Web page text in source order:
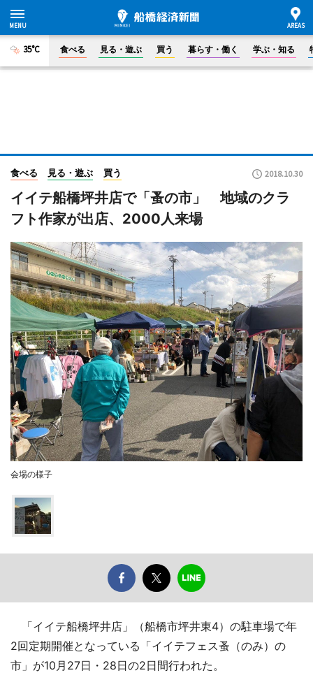
35°C 食べる 見る・遊ぶ 買う 暮らす・働く 学ぶ・知る
食べる 見る・遊ぶ 買う 2018.10.30
イイテ船橋坪井店で「蚤の市」 地域のクラ
フト作家が出店、2000人来場
会場の様子
「イイテ船橋坪井店」（船橋市坪井東4）の駐車場で年
2回定期開催となっている「イイテフェス蚤（のみ）の
市」が10月27日・28日の2日間行われた。